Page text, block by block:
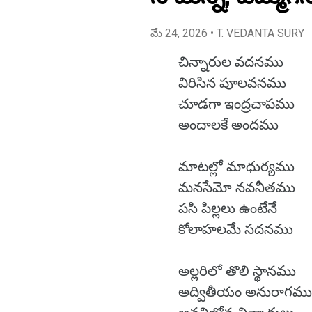
మే 24, 2026 • T. VEDANTA SURY
చిన్నారుల వదనము
విరిసిన పూలవనము
చూడగా ఇంద్రచాపము
అందాలకే అందము
మాటల్లో మాధుర్యము
మనసేమో నవనీతము
పసి పిల్లలు ఉంటేనే
కోలాహలమే సదనము
అల్లరిలో తొలి స్థానము
అద్వితీయం